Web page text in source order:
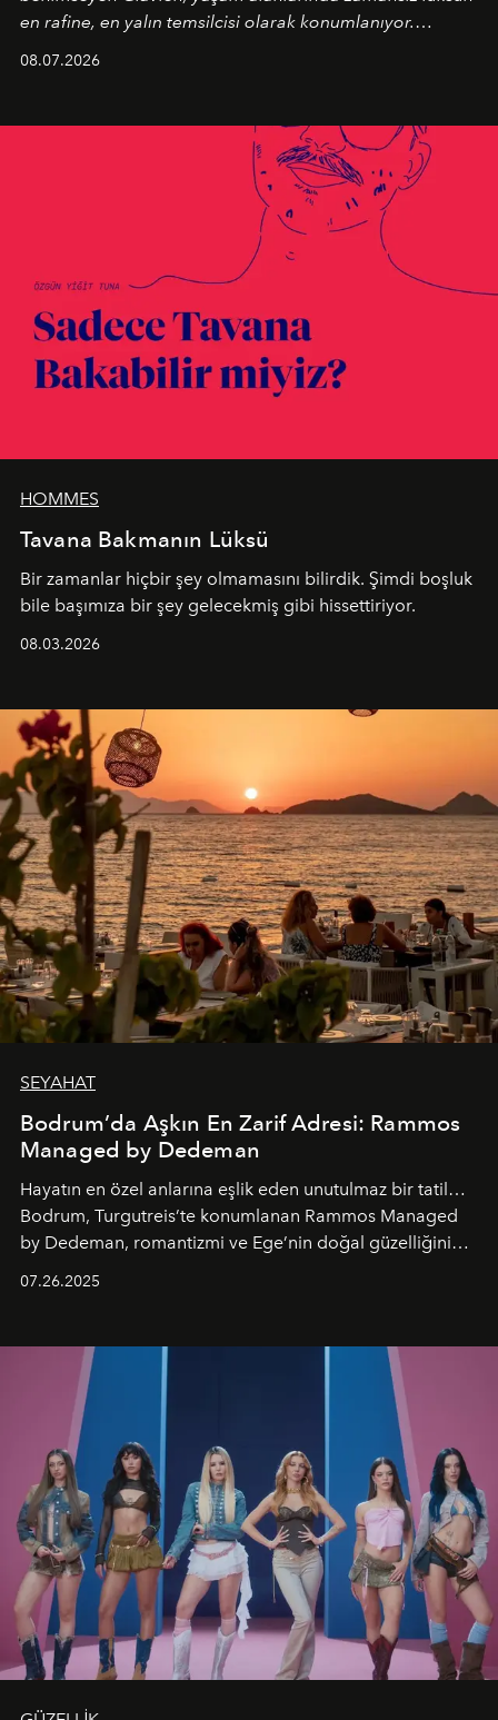
en rafine, en yalın temsilcisi olarak konumlanıyor.
08.07.2026
HOMMES
Tavana Bakmanın Lüksü
Bir zamanlar hiçbir şey olmamasını bilirdik. Şimdi boşluk
bile başımıza bir şey gelecekmiş gibi hissettiriyor.
08.03.2026
SEYAHAT
Bodrum’da Aşkın En Zarif Adresi: Rammos
Managed by Dedeman
Hayatın en özel anlarına eşlik eden unutulmaz bir tatil…
Bodrum, Turgutreis’te konumlanan Rammos Managed
by Dedeman, romantizmi ve Ege’nin doğal güzelliğini
07.26.2025